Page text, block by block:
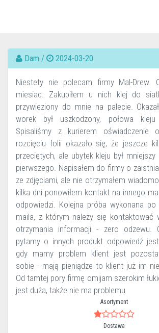
Dam / 2024-03-20
Niestety nie polecam firmy Mal-Drew.
miesiac. Zakupiłem u nich klej do
przywieziony do mnie na palecie.
worek był uszkodzony, połowa
Spisaliśmy z kurierem oświadczenie
rozcięciu folii okazało się, że jeszcze
przeciętych, ale ubytek kleju był mniejszy
pierwszego. Napisałem do firmy o
ze zdjęciami, ale nie otrzymałem
kilka dni ponowiłem kontakt na innego
odpowiedzi. Kolejna próba wykonana po
maila, z którym należy się kontaktować
otrzymania informacji - zero odzewu.
pytamy o innych produkt odpowiedź
gdy mamy problem klient jest
sobie - mają pieniądze to klient już im
Od tamtej pory firmę omijam szerokim
jest duża, także nie ma problemu
Asortyment
Dostawa